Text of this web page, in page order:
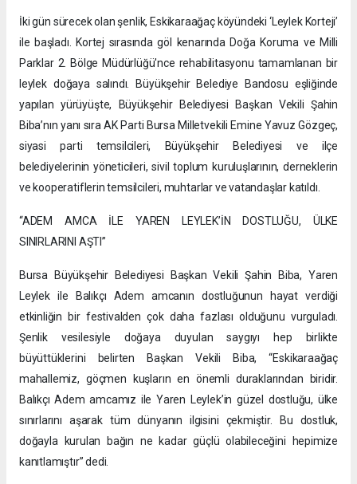
İki gün sürecek olan şenlik, Eskikaraağaç köyündeki ‘Leylek Korteji’
ile başladı. Kortej sırasında göl kenarında Doğa Koruma ve Milli
Parklar 2. Bölge Müdürlüğü'nce rehabilitasyonu tamamlanan bir
leylek doğaya salındı. Büyükşehir Belediye Bandosu eşliğinde
yapılan yürüyüşte, Büyükşehir Belediyesi Başkan Vekili Şahin
Biba’nın yanı sıra AK Parti Bursa Milletvekili Emine Yavuz Gözgeç,
siyasi parti temsilcileri, Büyükşehir Belediyesi ve ilçe
belediyelerinin yöneticileri, sivil toplum kuruluşlarının, derneklerin
ve kooperatiflerin temsilcileri, muhtarlar ve vatandaşlar katıldı.
“ADEM AMCA İLE YAREN LEYLEK’İN DOSTLUĞU, ÜLKE
SINIRLARINI AŞTI”
Bursa Büyükşehir Belediyesi Başkan Vekili Şahin Biba, Yaren
Leylek ile Balıkçı Adem amcanın dostluğunun hayat verdiği
etkinliğin bir festivalden çok daha fazlası olduğunu vurguladı.
Şenlik vesilesiyle doğaya duyulan saygıyı hep birlikte
büyüttüklerini belirten Başkan Vekili Biba, “Eskikaraağaç
mahallemiz, göçmen kuşların en önemli duraklarından biridir.
Balıkçı Adem amcamız ile Yaren Leylek’in güzel dostluğu, ülke
sınırlarını aşarak tüm dünyanın ilgisini çekmiştir. Bu dostluk,
doğayla kurulan bağın ne kadar güçlü olabileceğini hepimize
kanıtlamıştır” dedi.